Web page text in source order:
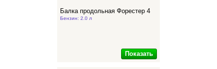
Балка продольная Форестер 4
Бензин: 2.0 л
Показать